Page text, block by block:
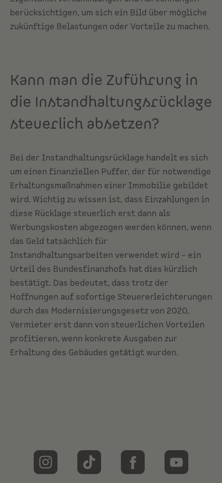
berücksichtigen, um sich ein Bild über mögliche
zukünftige Belastungen oder Vorteile zu machen.
Kann man die Zuführung in
die Instandhaltungsrücklage
steuerlich absetzen?
Bei der Instandhaltungsrücklage handelt es sich
um einen finanziellen Puffer, der für notwendige
Erhaltungsmaßnahmen einer Immobilie gebildet
wird. Wichtig zu wissen ist, dass Einzahlungen in
diese Rücklage steuerlich erst dann als
Werbungskosten abgezogen werden können, wenn
das Geld tatsächlich für
Instandhaltungsarbeiten verwendet wird – ein
Urteil des Bundesfinanzhofs hat dies kürzlich
bestätigt. Das bedeutet, dass trotz der
Hoffnungen auf sofortige Steuererleichterungen
durch das Modernisierungsgesetz von 2020,
Vermieter erst dann von steuerlichen Vorteilen
profitieren, wenn konkrete Ausgaben zur
Erhaltung des Gebäudes getätigt wurden.